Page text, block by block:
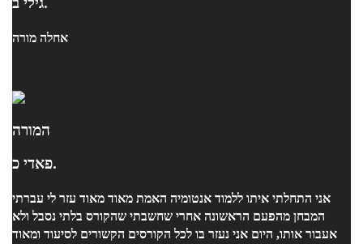
אחלה מורה
המורה
פאדי כ.
אני התחלתי איתו ללמוד אנטומיה האמת מאוד מאוד עזר לי עברתי
המבחן מהפעם הראשונה אחרי שחשבתי שהקורס בלתי נסבל ולא
אעבור אותו, היום אני נעזר בו לכל הקורסים הקשורים לסיעוד ומאוד